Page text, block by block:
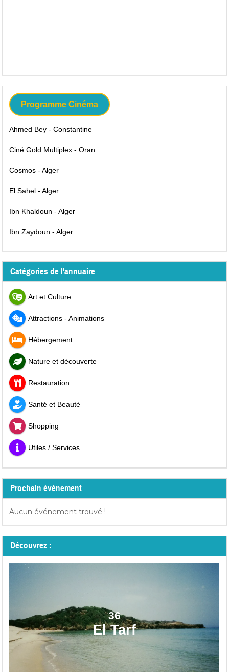
Programme Cinéma
Ahmed Bey - Constantine
Ciné Gold Multiplex - Oran
Cosmos - Alger
El Sahel - Alger
Ibn Khaldoun - Alger
Ibn Zaydoun - Alger
Catégories de l'annuaire
Art et Culture
Attractions - Animations
Hébergement
Nature et découverte
Restauration
Santé et Beauté
Shopping
Utiles / Services
Prochain événement
Aucun événement trouvé !
Découvrez :
36
El Tarf